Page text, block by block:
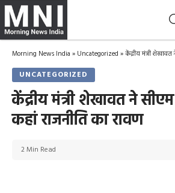
Morning News India » Uncategorized »केंद्रीय मंत्री शेखावत ने
UNCATEGORIZED
केंद्रीय मंत्री शेखावत ने
कहां राजनीति का रावण
2 Min Read